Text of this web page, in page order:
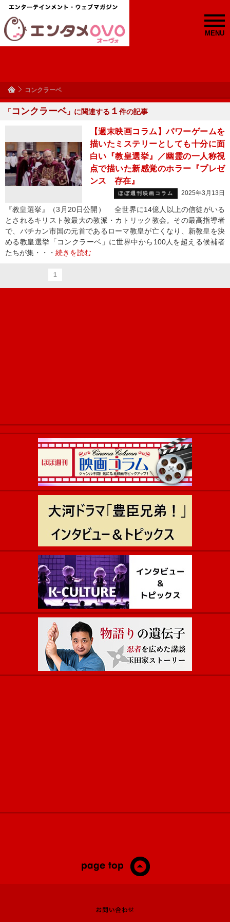
MENU
コンクラーベ
「コンクラーベ」に関連する １ 件の記事
【週末映画コラム】パワーゲームを
描いたミステリーとしても十分に面
白い『教皇選挙』／幽霊の一人称視
点で描いた新感覚のホラー『プレゼ
ンス 存在』
ほぼ週刊映画コラム 2025年3月13日
『教皇選挙』（3月20日公開） 全世界に14億人以上の信徒がいる
とされるキリスト教最大の教派・カトリック教会。その最高指導者
で、バチカン市国の元首であるローマ教皇が亡くなり、新教皇を決
める教皇選挙「コンクラーベ」に世界中から100人を超える候補者
たちが集・・・ 続きを読む
1